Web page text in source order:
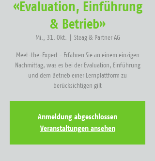
«Evaluation, Einführung
& Betrieb»
Mi., 31. Okt. Steag & Partner AG
Meet-the-Expert - Erfahren Sie an einem einzigen
Nachmittag, was es bei der Evaluation, Einführung
und dem Betrieb einer Lernplattform zu
berücksichtigen gilt
Anmeldung abgeschlossen
Veranstaltungen ansehen